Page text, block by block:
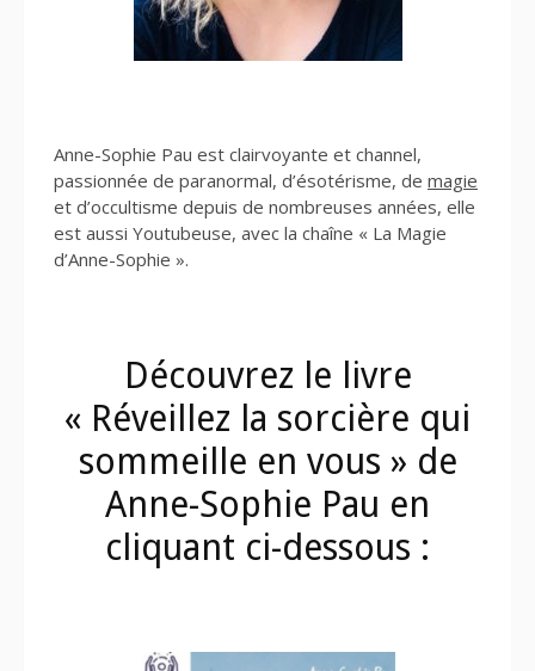
Anne-Sophie Pau est clairvoyante et channel,
passionnée de paranormal, d’ésotérisme, de magie
et d’occultisme depuis de nombreuses années, elle
est aussi Youtubeuse, avec la chaîne « La Magie
d’Anne-Sophie ».
Découvrez le livre
« Réveillez la sorcière qui
sommeille en vous » de
Anne-Sophie Pau en
cliquant ci-dessous :